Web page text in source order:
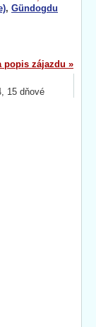
, Gündogdu
popis zájazdu »
15 dňové